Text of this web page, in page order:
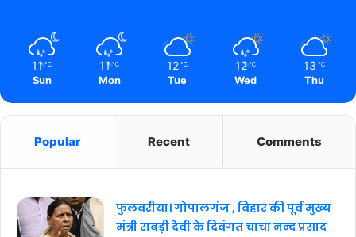
11 ℃
Sun
11 ℃
Mon
12 ℃
Tue
12 ℃
Wed
13 ℃
Thu
Popular Recent Comments
फुलवरीया। गोपालगंज , बिहार की पूर्व मुख्य
मंत्री राबड़ी देवी के दिवंगत चाचा नन्द प्रसाद